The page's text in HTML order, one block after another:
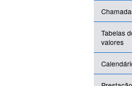
Tabelas
valores